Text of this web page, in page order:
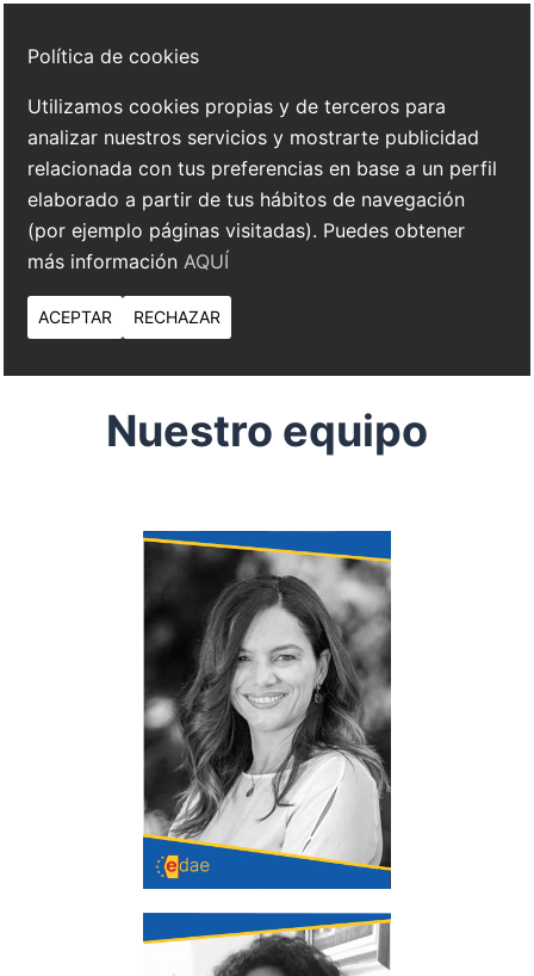
Nuestro equipo
Carmen Capilla
Licenciada en Derecho por la UCM. Mediadora
Familiar por la UNAF. Experta en Conciliación
Civil y Mercantil. Máster en Conciliación y
Resolución de Conflictos.
Política de cookies
Utilizamos cookies propias y de terceros para
analizar nuestros servicios y mostrarte publicidad
relacionada con tus preferencias en base a un perfil
elaborado a partir de tus hábitos de navegación
(por ejemplo páginas visitadas). Puedes obtener
más información AQUÍ
ACEPTAR RECHAZAR